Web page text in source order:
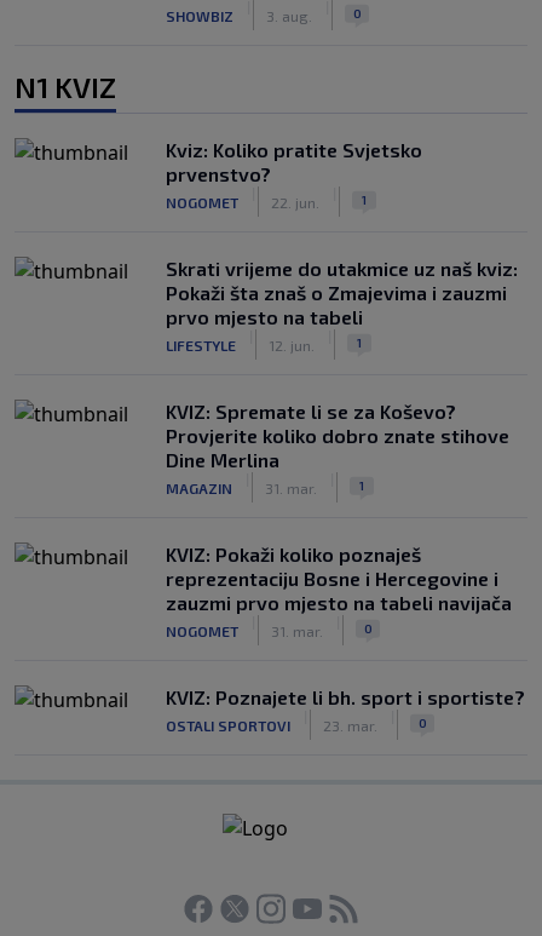
SHOWBIZ 3. aug. 0
N1 KVIZ
Kviz: Koliko pratite Svjetsko
prvenstvo?
NOGOMET 22. jun. 1
Skrati vrijeme do utakmice uz naš kviz:
Pokaži šta znaš o Zmajevima i zauzmi
prvo mjesto na tabeli
LIFESTYLE 12. jun. 1
KVIZ: Spremate li se za Koševo?
Provjerite koliko dobro znate stihove
Dine Merlina
MAGAZIN 31. mar. 1
KVIZ: Pokaži koliko poznaješ
reprezentaciju Bosne i Hercegovine i
zauzmi prvo mjesto na tabeli navijača
NOGOMET 31. mar. 0
KVIZ: Poznajete li bh. sport i sportiste?
OSTALI SPORTOVI 23. mar. 0